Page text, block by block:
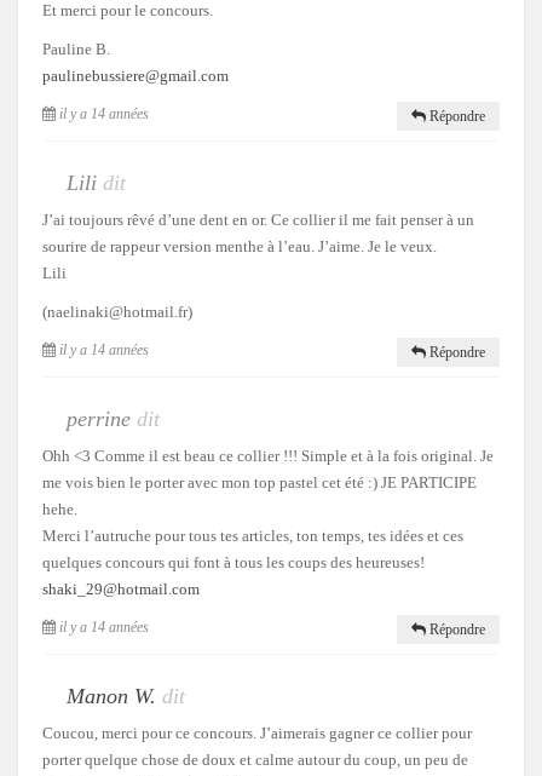
Et merci pour le concours.
Pauline B.
paulinebussiere@gmail.com
il y a 14 années Répondre
Lili dit
J’ai toujours rêvé d’une dent en or. Ce collier il me fait penser à un
sourire de rappeur version menthe à l’eau. J’aime. Je le veux.
Lili
(naelinaki@hotmail.fr)
il y a 14 années Répondre
perrine dit
Ohh <3 Comme il est beau ce collier !!! Simple et à la fois original. Je
me vois bien le porter avec mon top pastel cet été :) JE PARTICIPE
hehe.
Merci l’autruche pour tous tes articles, ton temps, tes idées et ces
quelques concours qui font à tous les coups des heureuses!
shaki_29@hotmail.com
il y a 14 années Répondre
Manon W. dit
Coucou, merci pour ce concours. J’aimerais gagner ce collier pour
porter quelque chose de doux et calme autour du coup, un peu de